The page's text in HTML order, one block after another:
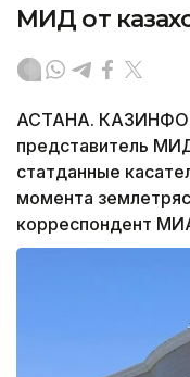
МИД от
АСТАНА.
представитель
статданные
момента
корреспондент